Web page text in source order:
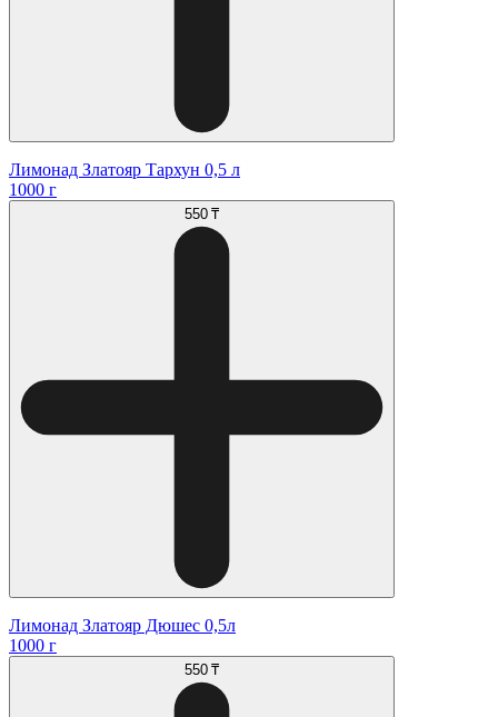
Лимонад Златояр Тархун 0,5 л
1000 г
550 ₸
Лимонад Златояр Дюшес 0,5л
1000 г
550 ₸